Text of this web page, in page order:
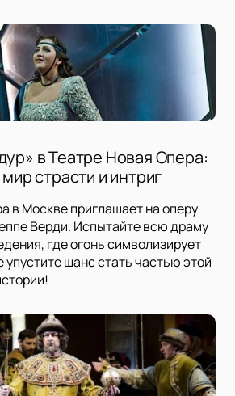
в Театре Новая Опера:
страсти и интриг
в Москве приглашает на оперу
Верди. Испытайте всю драму
где огонь символизирует
упустите шанс стать частью этой